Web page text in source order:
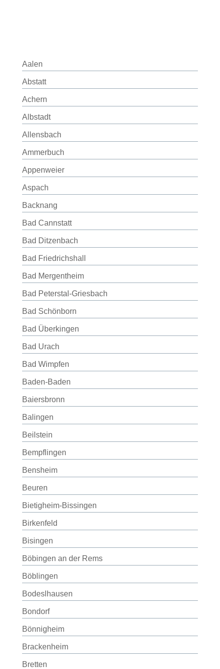
Aalen
Abstatt
Achern
Albstadt
Allensbach
Ammerbuch
Appenweier
Aspach
Backnang
Bad Cannstatt
Bad Ditzenbach
Bad Friedrichshall
Bad Mergentheim
Bad Peterstal-Griesbach
Bad Schönborn
Bad Überkingen
Bad Urach
Bad Wimpfen
Baden-Baden
Baiersbronn
Balingen
Beilstein
Bempflingen
Bensheim
Beuren
Bietigheim-Bissingen
Birkenfeld
Bisingen
Böbingen an der Rems
Böblingen
Bodeslhausen
Bondorf
Bönnigheim
Brackenheim
Bretten